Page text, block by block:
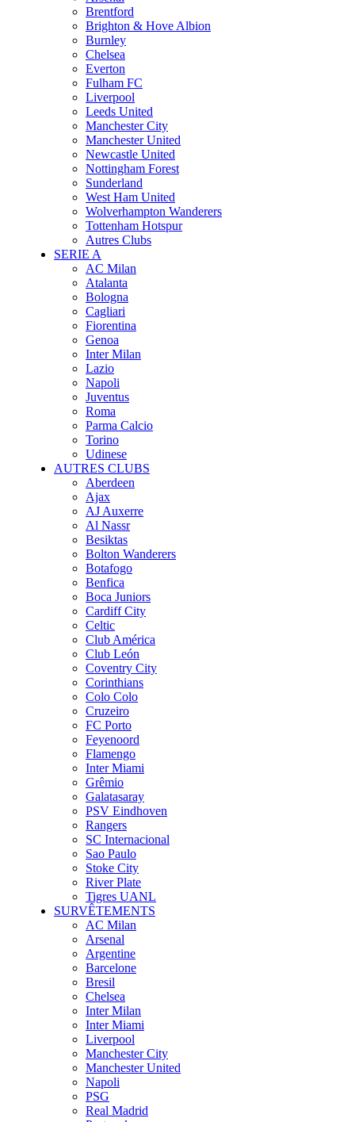
Brentford
Brighton & Hove Albion
Burnley
Chelsea
Everton
Fulham FC
Liverpool
Leeds United
Manchester City
Manchester United
Newcastle United
Nottingham Forest
Sunderland
West Ham United
Wolverhampton Wanderers
Tottenham Hotspur
Autres Clubs
SERIE A
AC Milan
Atalanta
Bologna
Cagliari
Fiorentina
Genoa
Inter Milan
Lazio
Napoli
Juventus
Roma
Parma Calcio
Torino
Udinese
AUTRES CLUBS
Aberdeen
Ajax
AJ Auxerre
Al Nassr
Besiktas
Bolton Wanderers
Botafogo
Benfica
Boca Juniors
Cardiff City
Celtic
Club América
Club León
Coventry City
Corinthians
Colo Colo
Cruzeiro
FC Porto
Feyenoord
Flamengo
Inter Miami
Grêmio
Galatasaray
PSV Eindhoven
Rangers
SC Internacional
Sao Paulo
Stoke City
River Plate
Tigres UANL
SURVÊTEMENTS
AC Milan
Arsenal
Argentine
Barcelone
Bresil
Chelsea
Inter Milan
Inter Miami
Liverpool
Manchester City
Manchester United
Napoli
PSG
Real Madrid